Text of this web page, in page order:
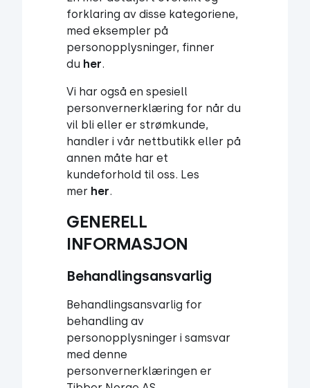
forklaring av disse kategoriene,
med eksempler på
personopplysninger, finner
du her.
Vi har også en spesiell
personvernerklæring for når du
vil bli eller er strømkunde,
handler i vår nettbutikk eller på
annen måte har et
kundeforhold til oss. Les
mer her.
GENERELL
INFORMASJON
Behandlingsansvarlig
Behandlingsansvarlig for
behandling av
personopplysninger i samsvar
med denne
personvernerklæringen er